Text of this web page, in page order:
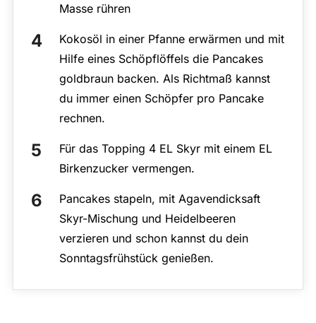
Masse rühren
Kokosöl in einer Pfanne erwärmen und mit
Hilfe eines Schöpflöffels die Pancakes
goldbraun backen. Als Richtmaß kannst
du immer einen Schöpfer pro Pancake
rechnen.
Für das Topping 4 EL Skyr mit einem EL
Birkenzucker vermengen.
Pancakes stapeln, mit Agavendicksaft
Skyr-Mischung und Heidelbeeren
verzieren und schon kannst du dein
Sonntagsfrühstück genießen.